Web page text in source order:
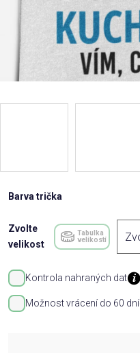
Barva trička
Zvolte
velikost
Tabulka
velikostí
Kontrola nahraných dat
Možnost vrácení do 60 dní